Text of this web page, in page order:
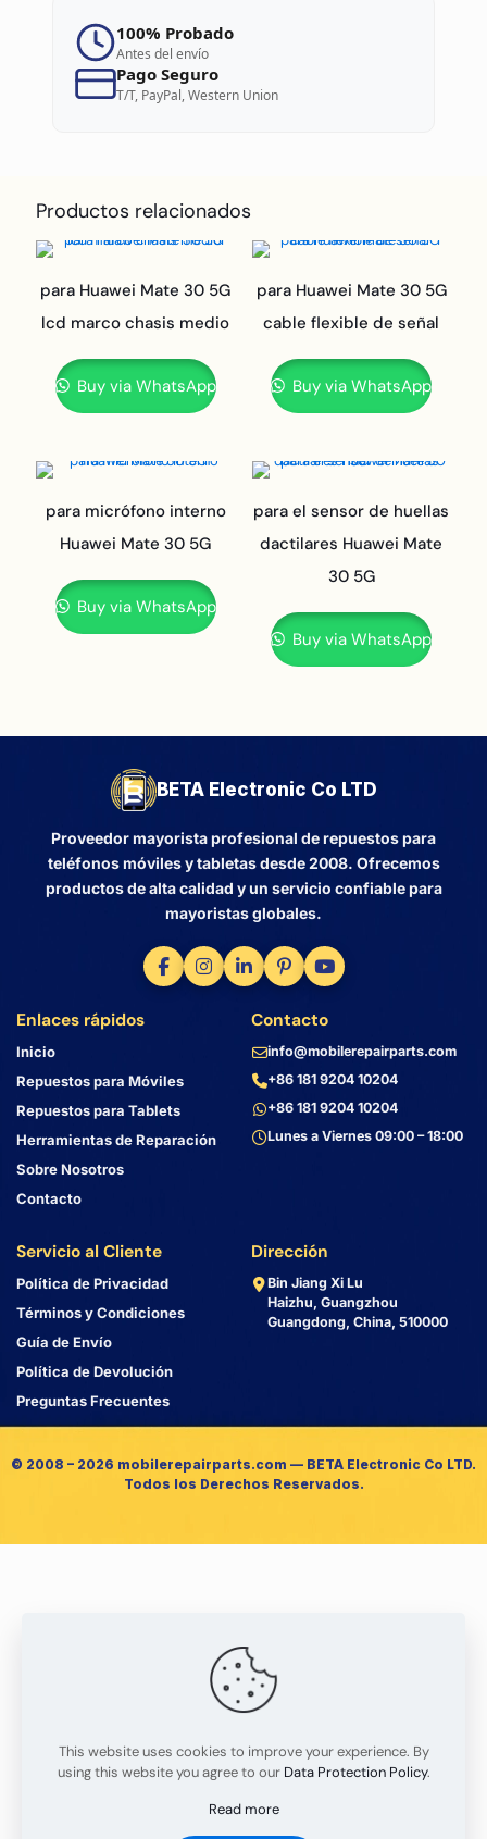
100% Probado
Antes del envío
Pago Seguro
T/T, PayPal, Western Union
Productos relacionados
para Huawei Mate 30 5G
lcd marco chasis medio
Buy via WhatsApp
para Huawei Mate 30 5G
cable flexible de señal
Buy via WhatsApp
para micrófono interno
Huawei Mate 30 5G
Buy via WhatsApp
para el sensor de huellas
dactilares Huawei Mate
30 5G
Buy via WhatsApp
BETA Electronic Co LTD
Proveedor mayorista profesional de repuestos para
teléfonos móviles y tabletas desde 2008. Ofrecemos
productos de alta calidad y un servicio confiable para
mayoristas globales.
Enlaces rápidos
Inicio
Repuestos para Móviles
Repuestos para Tablets
Herramientas de Reparación
Sobre Nosotros
Contacto
Servicio al Cliente
Política de Privacidad
Términos y Condiciones
Guía de Envío
Política de Devolución
Preguntas Frecuentes
Contacto
info@mobilerepairparts.com
+86 181 9204 10204
+86 181 9204 10204
Lunes a Viernes 09:00 – 18:00
Dirección
Bin Jiang Xi Lu
Haizhu, Guangzhou
Guangdong, China, 510000
© 2008 – 2026 mobilerepairparts.com — BETA Electronic Co LTD.
Todos los Derechos Reservados.
This website uses cookies to improve your experience. By
using this website you agree to our Data Protection Policy.
Read more